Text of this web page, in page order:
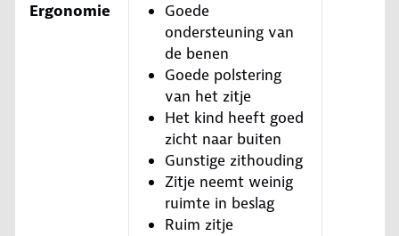
Ergonomie
Goede
ondersteuning van
de benen
Goede polstering
van het zitje
Het kind heeft goed
zicht naar buiten
Gunstige zithouding
Zitje neemt weinig
ruimte in beslag
Ruim zitje